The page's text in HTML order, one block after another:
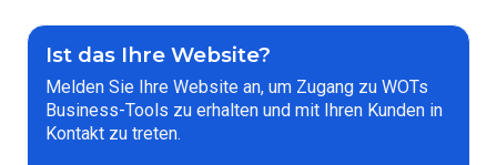
Ist das Ihre Website?
Melden Sie Ihre Website an, um Zugang zu WOTs
Business-Tools zu erhalten und mit Ihren Kunden in
Kontakt zu treten.